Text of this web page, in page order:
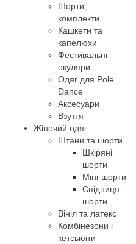
Шорти,
комплекти
Кашкети та
капелюхи
Фестивальні
окуляри
Одяг для Pole
Dance
Аксесуари
Взуття
Жіночий одяг
Штани та шорти
Шкіряні
шорти
Міні-шорти
Спідниця-
шорти
Вініл та латекс
Комбінезони і
кетсьюіти